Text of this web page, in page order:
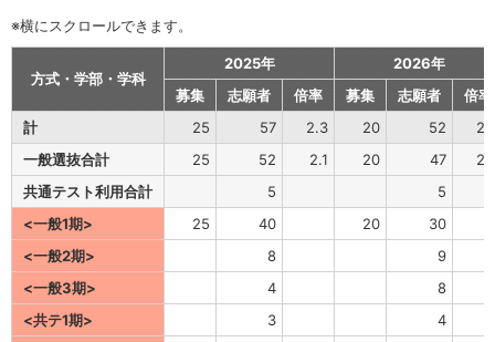
※横にスクロールできます。
方式・学部・学科
2025年
2026年
募集
志願者 倍率 募集 志願者
倍率
計
25 57 2.3 20 52
一般選抜合計
25 52 2.1 20 47
共通テスト利用合計
5
5
<一般1期>
25 40 20
30
<一般2期>
8
9
<一般3期>
4
8
<共テ1期>
3
4